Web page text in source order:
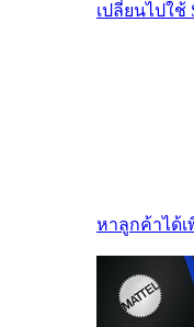
เปลี่ยนไปใช้
หาลูกค้าได้